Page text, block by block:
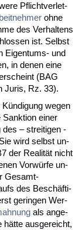
Pflicht­ver­let­
oh­ne
des Ver­hal­tens
ist. Selbst
Ei­gen­tums- und
in de­nen ei­ne
(BAG
Ju­ris, Rz. 33).
we­gen
ei­ner
des – strei­ti­gen -
wird selbst un­
der Rea­lität nicht
Vorwürfe un­
Ge­samt­
des Beschäfti­
ge­rin­gen Wer­
als an­ge­
hätte aus­ge­reicht,